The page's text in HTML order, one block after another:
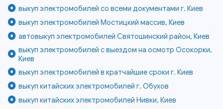
выкуп электромобилей со всеми документами г. Киев
выкуп электромобилей Мостицкий массив, Киев
автовыкуп электромобилей Святошинский район, Киев
выкуп электромобилей с выездом на осмотр Осокорки,
Киев
выкуп электромобилей в кратчайшие сроки г. Киев
выкуп китайских электромобилей г. Обухов
выкуп китайских электромобилей Нивки, Киев